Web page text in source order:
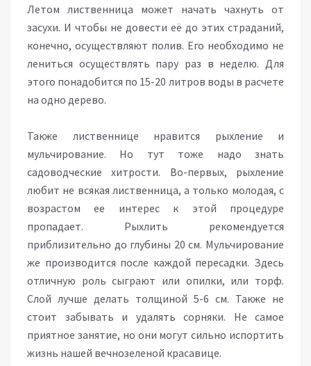
Летом лиственница может начать чахнуть от
засухи. И чтобы не довести её до этих страданий,
конечно, осуществляют полив. Его необходимо не
лениться осуществлять пару раз в неделю. Для
этого понадобится по 15-20 литров воды в расчете
на одно дерево.
Также лиственнице нравится рыхление и
мульчирование. Но тут тоже надо знать
садоводческие хитрости. Во-первых, рыхление
любит не всякая лиственница, а только молодая, с
возрастом ее интерес к этой процедуре
пропадает. Рыхлить рекомендуется
приблизительно до глубины 20 см. Мульчирование
же производится после каждой пересадки. Здесь
отличную роль сыграют или опилки, или торф.
Слой лучше делать толщиной 5-6 см. Также не
стоит забывать и удалять сорняки. Не самое
приятное занятие, но они могут сильно испортить
жизнь нашей вечнозеленой красавице.